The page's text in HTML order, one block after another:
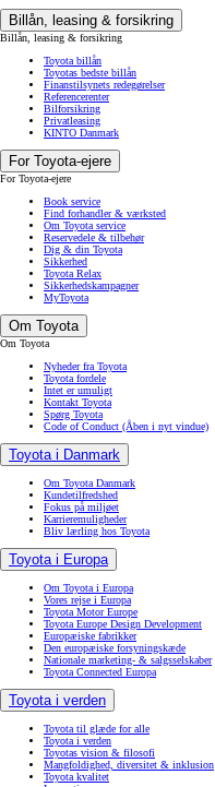
Billån, leasing & forsikring
Billån, leasing & forsikring
Toyota billån
Toyotas bedste billån
Finanstilsynets redegørelser
Referencerenter
Bilforsikring
Privatleasing
KINTO Danmark
For Toyota-ejere
For Toyota-ejere
Book service
Find forhandler & værksted
Om Toyota service
Reservedele & tilbehør
Dig & din Toyota
Sikkerhed
Toyota Relax
Sikkerhedskampagner
MyToyota
Om Toyota
Om Toyota
Nyheder fra Toyota
Toyota fordele
Intet er umuligt
Kontakt Toyota
Spørg Toyota
Code of Conduct (Åben i nyt vindue)
Toyota i Danmark
Om Toyota Danmark
Kundetilfredshed
Fokus på miljøet
Karrieremuligheder
Bliv lærling hos Toyota
Toyota i Europa
Om Toyota i Europa
Vores rejse i Europa
Toyota Motor Europe
Toyota Europe Design Development
Europæiske fabrikker
Den europæiske forsyningskæde
Nationale marketing- & salgsselskaber
Toyota Connected Europa
Toyota i verden
Toyota til glæde for alle
Toyota i verden
Toyotas vision & filosofi
Mangfoldighed, diversitet & inklusion
Toyota kvalitet